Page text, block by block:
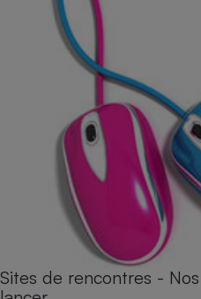
Sites de rencontres -